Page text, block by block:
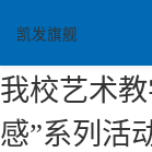
我校艺术
感”系列活
凯发旗舰